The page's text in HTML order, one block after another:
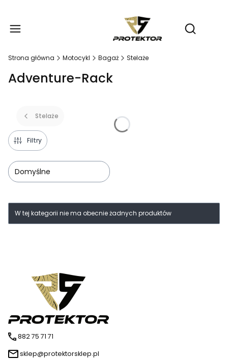
Otwórz
Strona główna Motocykl Bagaż Stelaże
Adventure-Rack
Stelaże
Filtry
Domyślne
Lista produktów
W tej kategorii nie ma obecnie żadnych produktów
882 75 71 71
sklep@protektorsklep.pl